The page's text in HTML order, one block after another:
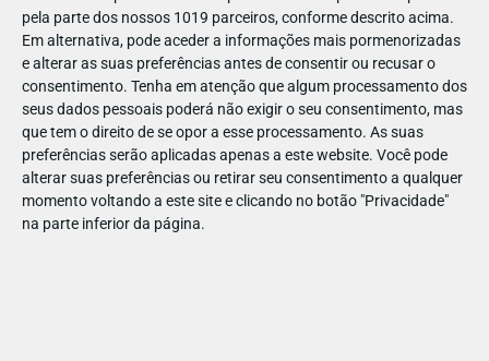
pela parte dos nossos 1019 parceiros, conforme descrito acima.
Em alternativa, pode aceder a informações mais pormenorizadas
e alterar as suas preferências antes de consentir ou recusar o
consentimento. Tenha em atenção que algum processamento dos
seus dados pessoais poderá não exigir o seu consentimento, mas
que tem o direito de se opor a esse processamento. As suas
preferências serão aplicadas apenas a este website. Você pode
alterar suas preferências ou retirar seu consentimento a qualquer
momento voltando a este site e clicando no botão "Privacidade"
na parte inferior da página.
816901624379137